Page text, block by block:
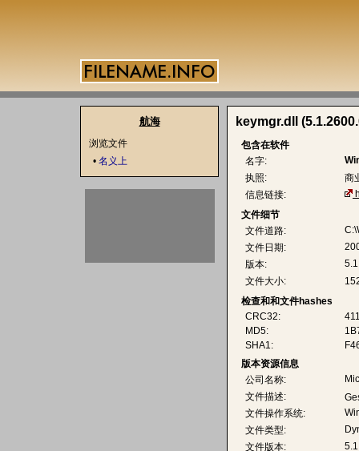
keymgr.dll
包含在软件
名字:
执照:
商
信息链接:
文件细节
文件道路:
文件日期:
版本:
文件大小:
检查和和文件hashes
CRC32:
MD5:
SHA1:
版本资源信息
公司名称:
文件描述:
文件操作系统:
文件类型:
文件版本:
航海
浏览文件
• 名义上